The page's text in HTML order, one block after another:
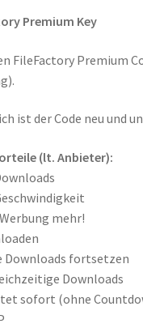
Premium Key
FileFactory Premium
ist der Code neu und
(lt. Anbieter):
mehr!
Downloads fortsetzen
Downloads
sofort (ohne